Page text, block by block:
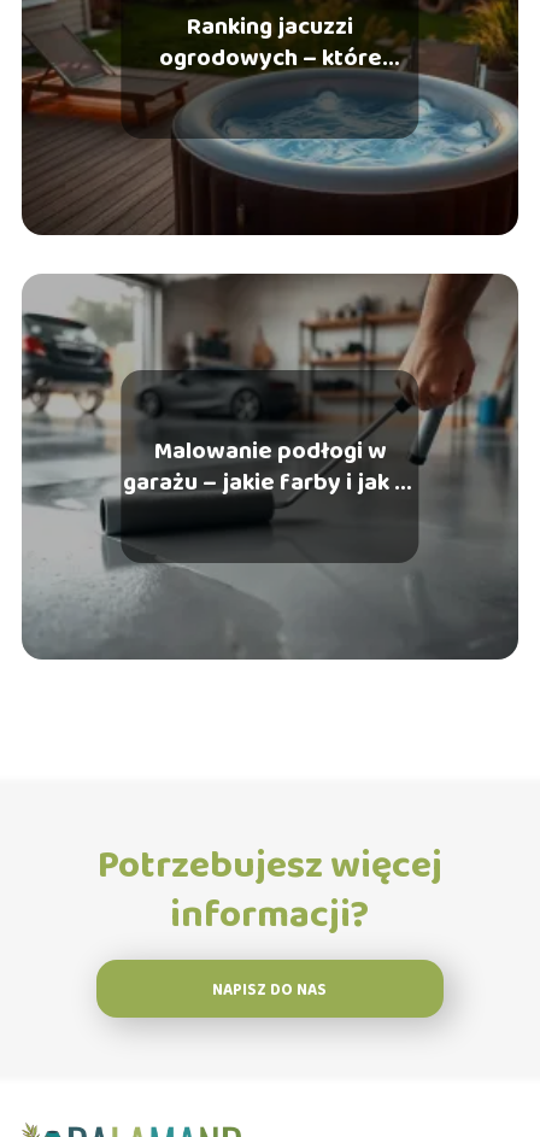
Ranking jacuzzi
ogrodowych – które
wybrać do domu?
Malowanie podłogi w
garażu – jakie farby i jak to
zrobić?
Potrzebujesz więcej
informacji?
NAPISZ DO NAS